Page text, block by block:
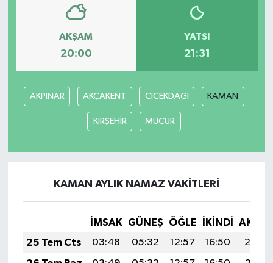
AKŞAM
20:00
YATSI
21:31
AKPINAR AKÇAKENT CICEKDAGI KAMAN
KIRŞEHİR MUCUR
KAMAN AYLIK NAMAZ VAKITLERI
İMSAK GÜNEŞ ÖĞLE İKINDI
25 Tem Cts
03:48 05:32 12:57 16:50
20:12